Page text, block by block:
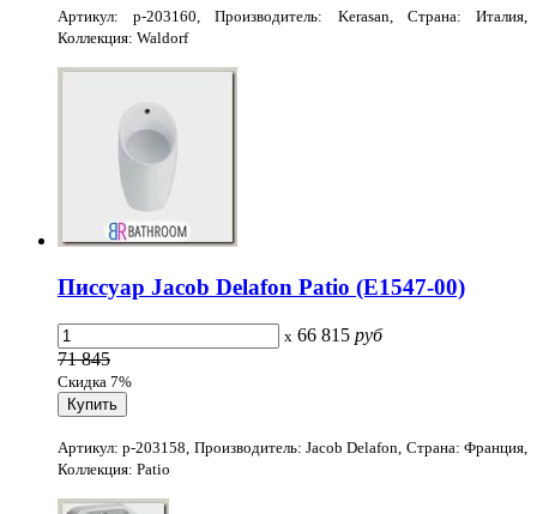
Артикул: p-203160, Производитель: Kerasan, Страна: Италия,
Коллекция: Waldorf
Писсуар Jacob Delafon Patio (E1547-00)
x 66 815 руб
71 845
Скидка 7%
Артикул: p-203158, Производитель: Jacob Delafon, Страна: Франция,
Коллекция: Patio